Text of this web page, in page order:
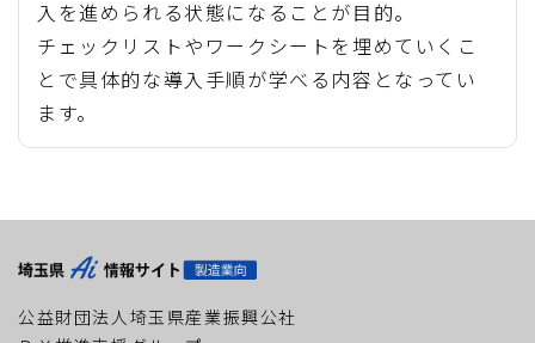
入を進められる状態になることが目的。
チェックリストやワークシートを埋めていくこ
とで具体的な導入手順が学べる内容となってい
ます。
公益財団法人埼玉県産業振興公社